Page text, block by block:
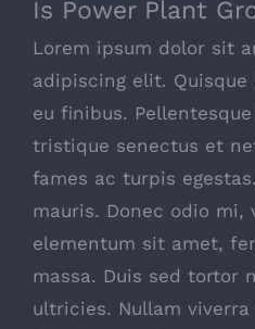
Is Power Plant
Lorem ipsum dolor sit
adipiscing elit.
eu finibus.
tristique senectus et
fames ac turpis
mauris. Donec odio
elementum sit amet,
massa. Duis sed tortor
ultricies. Nullam